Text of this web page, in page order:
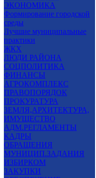
ЭКОНОМИКА
Формирование городской
среды
Лучшие муниципальные
практики
ЖКХ
ЛЮДИ РАЙОНА
СОЦПОЛИТИКА
ФИНАНСЫ
АГРОКОМПЛЕКС
ПРАВОПОРЯДОК
ПРОКУРАТУРА
ЗЕМЛЯ,АРХИТЕКТУРА,
ИМУЩЕСТВО
АДМ.РЕГЛАМЕНТЫ
КАДРЫ
ОБРАЩЕНИЯ
МУНИЦИП.ЗАДАНИЯ
ИЗБИРКОМ
ЗАКУПКИ